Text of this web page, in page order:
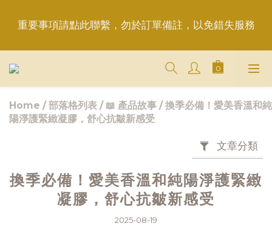
重要事項請點此聯繫，勿於訂單備註，以免錯失服務
重要事項請點此聯繫，勿於訂單備註，以免錯失服務
平日6:50前完成訂購，現貨品當日發貨｜訂單「已確
＋LINE好友折價100元✅歡迎LINE：＠aimershine
上班時間內專人回覆(WhatsAPP已停用，請LINE,
重要事項請點此聯繫，勿於訂單備註，以免錯失服務
Home /部落格列表 / 📖 產品故事 /換季必備！愛美香溫和純
陽淨護緊緻凝膠，舒心抗皺新感受
文章分類
換季必備！愛美香溫和純陽淨護緊緻
凝膠，舒心抗皺新感受
2025-08-19